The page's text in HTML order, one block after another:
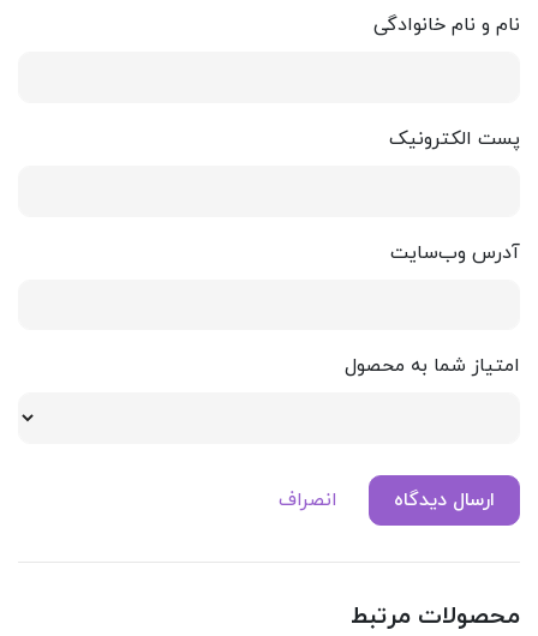
نام و نام خانوادگی
پست الکترونیک
آدرس وب‌سایت
امتیاز شما به محصول
ارسال دیدگاه انصراف
محصولات مرتبط